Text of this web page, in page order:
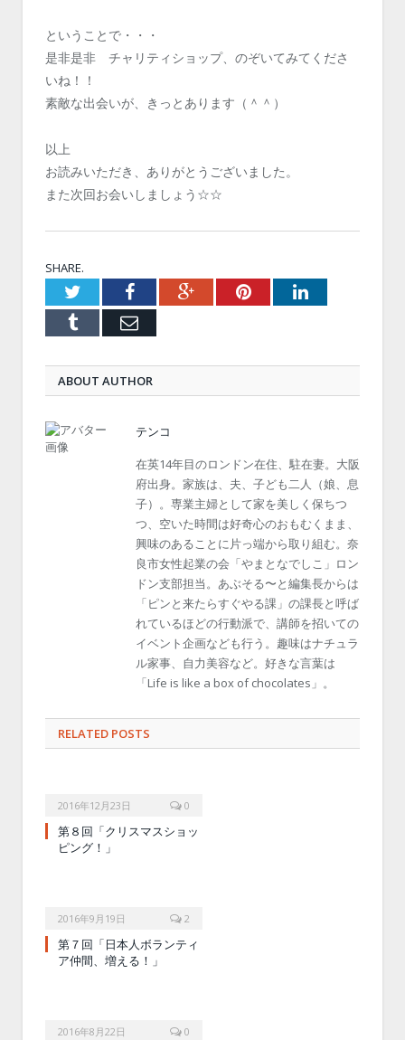
ということで・・・
是非是非 チャリティショップ、のぞいてみてくださ
いね！！
素敵な出会いが、きっとあります（＾＾）
以上
お読みいただき、ありがとうございました。
また次回お会いしましょう☆☆
SHARE.
TwitterFacebookGoogle+PinterestLinkedIn
Tumblr Email
ABOUT AUTHOR
テンコ
在英14年目のロンドン在住、駐在妻。大阪
府出身。家族は、夫、子ども二人（娘、息
子）。専業主婦として家を美しく保ちつ
つ、空いた時間は好奇心のおもむくまま、
興味のあることに片っ端から取り組む。奈
良市女性起業の会「やまとなでしこ」ロン
ドン支部担当。あぶそる〜と編集長からは
「ピンと来たらすぐやる課」の課長と呼ば
れているほどの行動派で、講師を招いての
イベント企画なども行う。趣味はナチュラ
ル家事、自力美容など。好きな言葉は
「Life is like a box of chocolates」。
RELATED POSTS
2016年12月23日 0
第８回「クリスマスショッ
ピング！」
2016年9月19日 2
第７回「日本人ボランティ
ア仲間、増える！」
2016年8月22日 0